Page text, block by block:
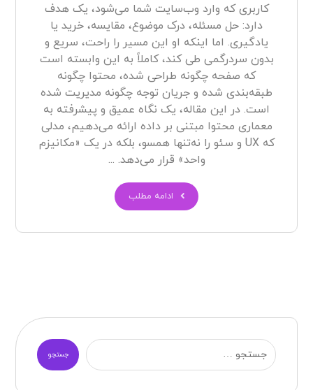
کاربری که وارد وب‌سایت شما می‌شود، یک هدف
دارد: حل مسئله، درک موضوع، مقایسه، خرید یا
یادگیری. اما اینکه او این مسیر را راحت، سریع و
بدون سردرگمی طی کند، کاملاً به این وابسته است
که صفحه چگونه طراحی شده، محتوا چگونه
طبقه‌بندی شده و جریان توجه چگونه مدیریت شده
است. در این مقاله، یک نگاه عمیق و پیشرفته به
معماری محتوا مبتنی بر داده ارائه می‌دهیم، مدلی
که UX و سئو را نه‌تنها همسو، بلکه در یک «مکانیزم
واحد» قرار می‌دهد. ...
ادامه مطلب
جستجو